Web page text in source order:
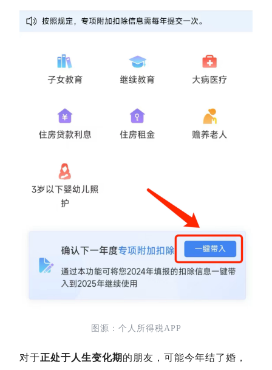
图源：个人所得税APP
对于正处于人生变化期 的朋友，可能今年结了婚，